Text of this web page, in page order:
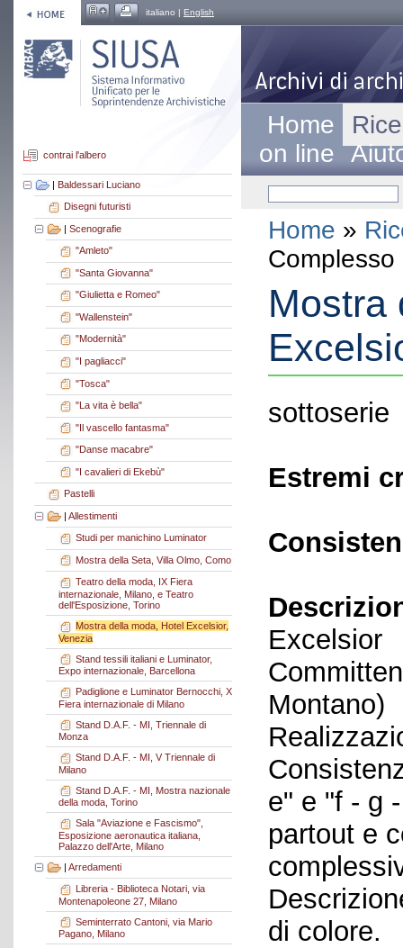
italiano | English
contrai l'albero
| Baldessari Luciano
Disegni futuristi
| Scenografie
"Amleto"
"Santa Giovanna"
"Giulietta e Romeo"
"Wallenstein"
"Modernità"
"I pagliacci"
"Tosca"
"La vita è bella"
"Il vascello fantasma"
"Danse macabre"
"I cavalieri di Ekebù"
Pastelli
| Allestimenti
Studi per manichino Luminator
Mostra della Seta, Villa Olmo, Como
Teatro della moda, IX Fiera
internazionale, Milano, e Teatro
dell'Esposizione, Torino
Mostra della moda, Hotel Excelsior,
Venezia
Stand tessili italiani e Luminator,
Expo internazionale, Barcellona
Padiglione e Luminator Bernocchi, X
Fiera internazionale di Milano
Stand D.A.F. - MI, Triennale di
Monza
Stand D.A.F. - MI, V Triennale di
Milano
Stand D.A.F. - MI, Mostra nazionale
della moda, Torino
Sala "Aviazione e Fascismo",
Esposizione aeronautica italiana,
Palazzo dell'Arte, Milano
| Arredamenti
Libreria - Biblioteca Notari, via
Montenapoleone 27, Milano
Seminterrato Cantoni, via Mario
Pagano, Milano
Home
on line
Home »
Mostra
sottoserie
Estremi
Excelsior
Montano)
e" e "f - g
partout e
di colore.